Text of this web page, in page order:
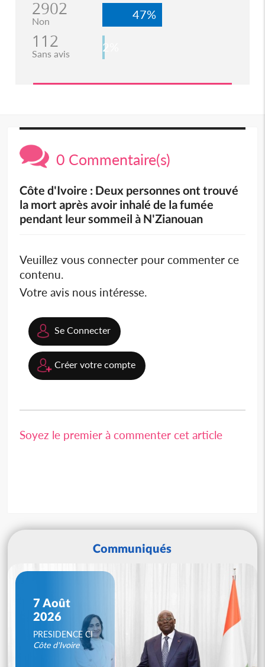
2902
Non 47%
112
Sans avis 2%
0 Commentaire(s)
Côte d'Ivoire : Deux personnes ont trouvé
la mort après avoir inhalé de la fumée
pendant leur sommeil à N'Zianouan
Veuillez vous connecter pour commenter ce
contenu.
Votre avis nous intéresse.
Se Connecter
Créer votre compte
Soyez le premier à commenter cet article
Communiqués
7 Août
2026
PRESIDENCE CI
Côte d'Ivoire